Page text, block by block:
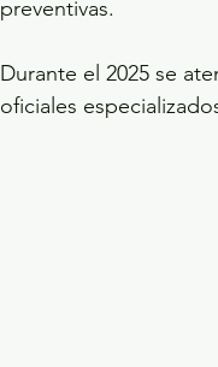
preventivas.
Durante el 2025 se
oficiales